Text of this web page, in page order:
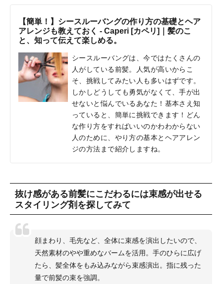
【簡単！】シースルーバングの作り方の基礎とヘア
アレンジも教えておく - Caperi [カペリ]｜髪のこ
と、知って伝えて楽しめる。
シースルーバングは、今ではたくさんの
人がしている前髪。人気が高いからこ
そ、挑戦してみたい人も多いはずです。
しかしどうしても勇気がなくて、手が出
せないと悩んでいるあなた！基本さえ知
っていると、簡単に挑戦できます！どん
な作り方をすればいいのかわわからない
人のために、やり方の基本とヘアアレン
ジの方法まで紹介しますね。
抜け感がある前髪にこだわるには束感が出せる
スタイリング剤を探してみて
顔まわり、毛先など、全体に束感を演出したいので、
天然素材のやや重めなバームを活用。手のひらに広げ
たら、髪全体をもみ込みながら束感演出。指に残った
量で前髪の束を強調。